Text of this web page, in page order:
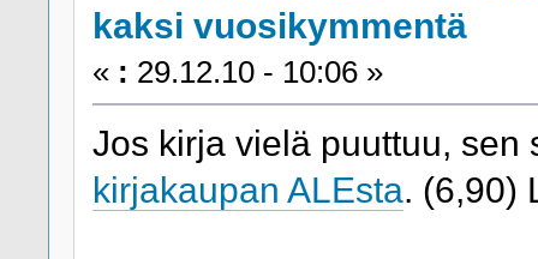
kaksi vuosikymmentä
« : 29.12.10 - 10:06 »
Jos kirja vielä puuttuu,
kirjakaupan ALEsta. (6,90)